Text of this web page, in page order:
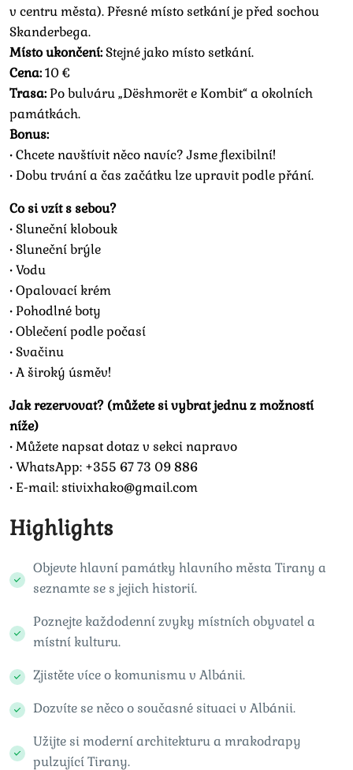
v centru města). Přesné místo setkání je před sochou
Skanderbega.
Místo ukončení:Stejné jako místo setkání.
Cena:10 €
Trasa:Po bulváru „Dëshmorët e Kombit“ a okolních
památkách.
Bonus:
• Chcete navštívit něco navíc? Jsme flexibilní!
• Dobu trvání a čas začátku lze upravit podle přání.
Co si vzít s sebou?
• Sluneční klobouk
• Sluneční brýle
• Vodu
• Opalovací krém
• Pohodlné boty
• Oblečení podle počasí
• Svačinu
• A široký úsměv!
Jak rezervovat? (můžete si vybrat jednu z možností
níže)
• Můžete napsat dotaz v sekci napravo
• WhatsApp: +355 67 73 09 886
• E-mail: stivixhako@gmail.com
Highlights
Objevte hlavní památky hlavního města Tirany a
seznamte se s jejich historií.
Poznejte každodenní zvyky místních obyvatel a
místní kulturu.
Zjistěte více o komunismu v Albánii.
Dozvíte se něco o současné situaci v Albánii.
Užijte si moderní architekturu a mrakodrapy
pulzující Tirany.